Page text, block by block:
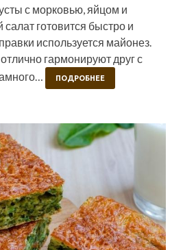
с морковью, яйцом и
готовится быстро и
используется майонез.
гармонируют друг с
ПОДРОБНЕЕ